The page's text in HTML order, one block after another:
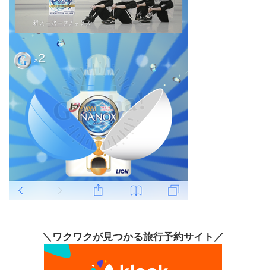
＼ワクワクが見つかる旅行予約サイト／